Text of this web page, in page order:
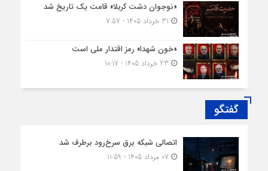
«نوجوان دشت کربلا» قامت یک تاریخ شد
«خون شهدا» رمز اقتدار ملی است
گفتگو
اتصالی شبکه برق سرخ‌رود برطرف شد